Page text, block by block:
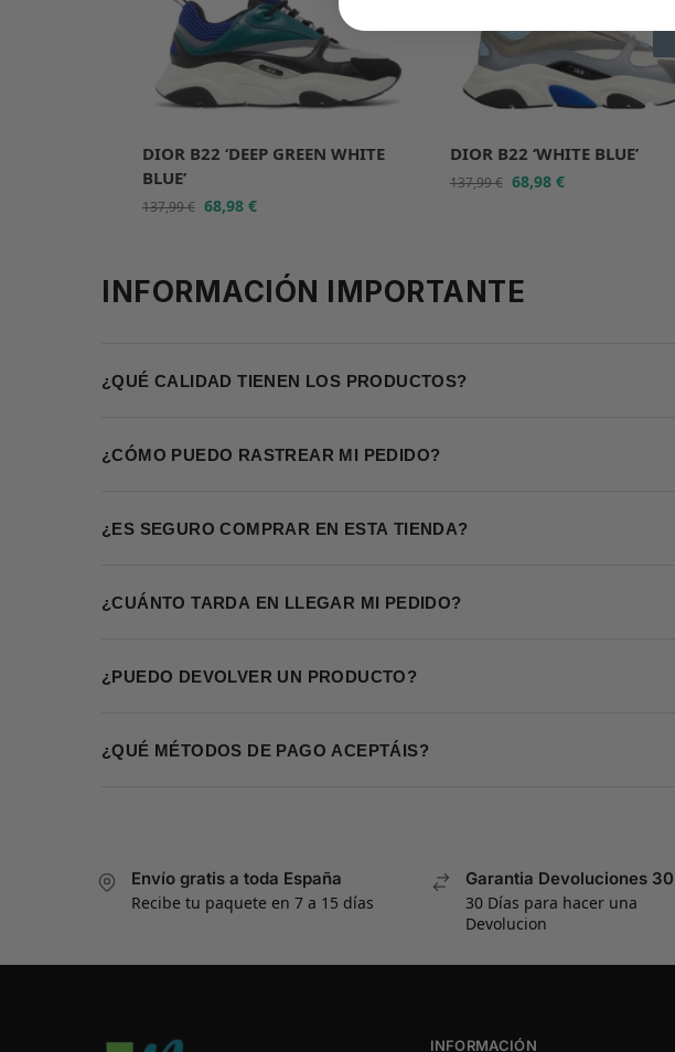
DIOR B22 ‘DEEP GREEN WHITE
BLUE’
137,99€ 68,98 €
DIOR B22 ‘WHITE BLUE’
137,99€ 68,98 €
INFORMACIÓN IMPORTANTE
¿QUÉ CALIDAD TIENEN LOS PRODUCTOS?
¿CÓMO PUEDO RASTREAR MI PEDIDO?
¿ES SEGURO COMPRAR EN ESTA TIENDA?
¿CUÁNTO TARDA EN LLEGAR MI PEDIDO?
¿PUEDO DEVOLVER UN PRODUCTO?
¿QUÉ MÉTODOS DE PAGO ACEPTÁIS?
Envío gratis a toda España
Recibe tu paquete en 7 a 15 días
Garantia Devoluciones
30 Días para hacer una
Devolucion
INFORMACIÓN